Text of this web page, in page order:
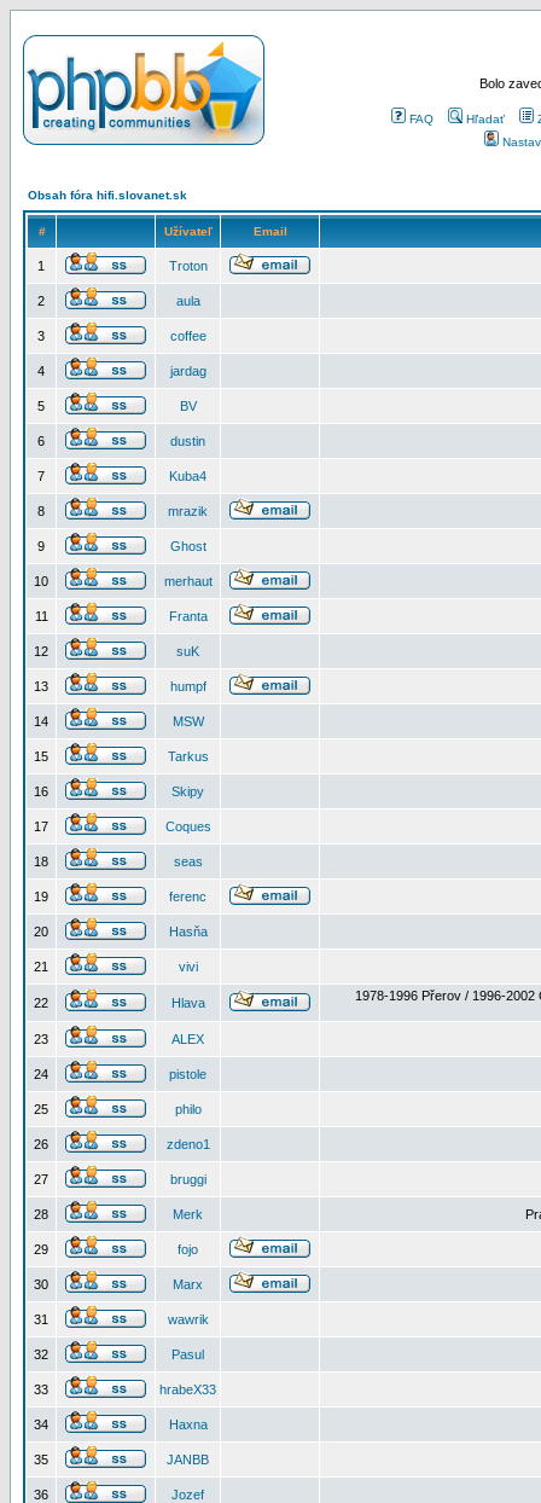
Bolo
FAQ Hľadať
Obsah fóra hifi.slovanet.sk
# Užívateľ Email
1 Troton
2 aula
3 coffee
4 jardag
5 BV
6 dustin
7 Kuba4
8 mrazik
9 Ghost
10 merhaut
11 Franta
12 suK
13 humpf
14 MSW
15 Tarkus
16 Skipy
17 Coques
18 seas
19 ferenc
20 Hasňa
21 vivi
22 Hlava 1978-1996 Přerov / 1996-2002
23 ALEX
24 pistole
25 philo
26 zdeno1
27 bruggi
28 Merk
29 fojo
30 Marx
31 wawrik
32 Pasul
33 hrabeX33
34 Haxna
35 JANBB
36 Jozef